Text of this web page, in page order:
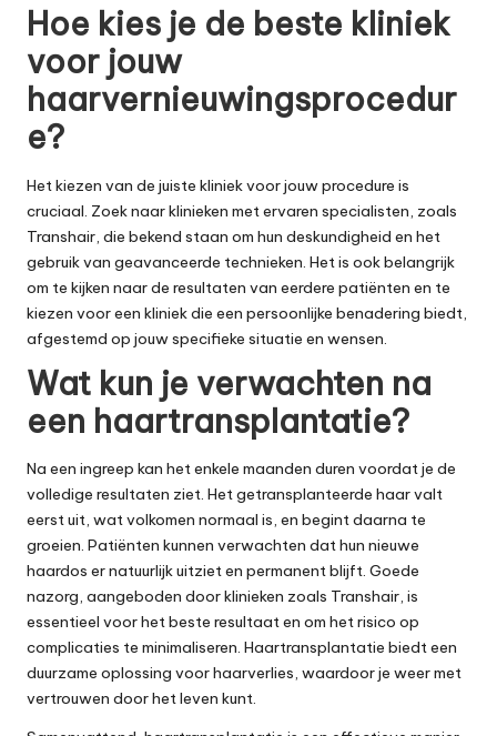
Hoe kies je de beste kliniek
voor jouw
haarvernieuwingsprocedur
e?
Het kiezen van de juiste kliniek voor jouw procedure is
cruciaal. Zoek naar klinieken met ervaren specialisten, zoals
Transhair, die bekend staan om hun deskundigheid en het
gebruik van geavanceerde technieken. Het is ook belangrijk
om te kijken naar de resultaten van eerdere patiënten en te
kiezen voor een kliniek die een persoonlijke benadering biedt,
afgestemd op jouw specifieke situatie en wensen.
Wat kun je verwachten na
een haartransplantatie?
Na een ingreep kan het enkele maanden duren voordat je de
volledige resultaten ziet. Het getransplanteerde haar valt
eerst uit, wat volkomen normaal is, en begint daarna te
groeien. Patiënten kunnen verwachten dat hun nieuwe
haardos er natuurlijk uitziet en permanent blijft. Goede
nazorg, aangeboden door klinieken zoals Transhair, is
essentieel voor het beste resultaat en om het risico op
complicaties te minimaliseren. Haartransplantatie biedt een
duurzame oplossing voor haarverlies, waardoor je weer met
vertrouwen door het leven kunt.